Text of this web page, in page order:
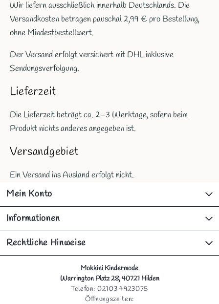
Wir liefern ausschließlich innerhalb Deutschlands. Die
Versandkosten betragen pauschal 2,99 € pro Bestellung,
ohne Mindestbestellwert.
Der Versand erfolgt versichert mit DHL inklusive
Sendungsverfolgung.
Lieferzeit
Die Lieferzeit beträgt ca. 2–3 Werktage, sofern beim
Produkt nichts anderes angegeben ist.
Versandgebiet
Ein Versand ins Ausland erfolgt nicht.
Mein Konto
Informationen
Rechtliche Hinweise
Mokkini Kindermode
Warrington Platz 28, 40721 Hilden
Telefon: 02103 4923075
Öffnungszeiten: